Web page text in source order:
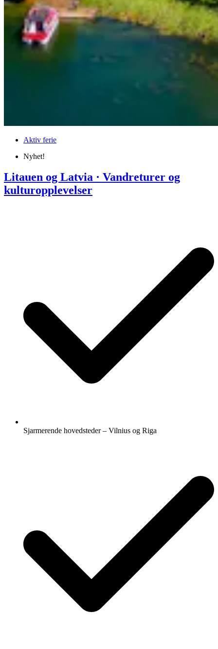
Aktiv ferie
Nyhet!
Litauen og Latvia · Vandreturer og
kulturopplevelser
Sjarmerende hovedsteder – Vilnius og Riga